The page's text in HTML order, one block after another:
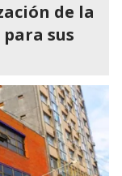
de la
sus